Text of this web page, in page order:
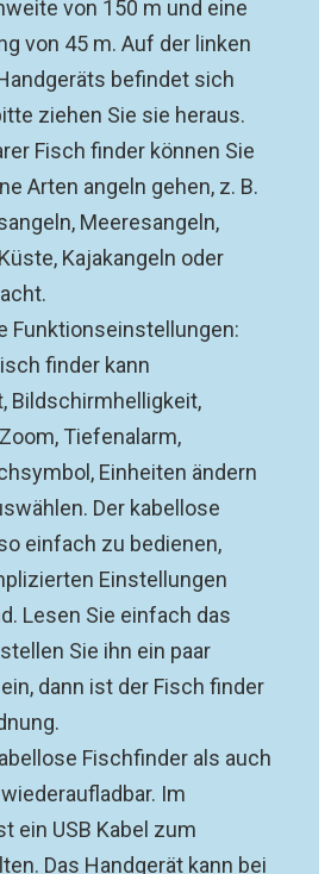
von 150 m und eine
von 45 m. Auf der linken
befindet sich
ziehen Sie sie heraus.
Fisch finder können Sie
Arten angeln gehen, z. B.
Meeresangeln,
Kajakangeln oder
Funktionseinstellungen:
finder kann
Bildschirmhelligkeit,
Tiefenalarm,
Einheiten ändern
Der kabellose
einfach zu bedienen,
Einstellungen
Lesen Sie einfach das
Sie ihn ein paar
dann ist der Fisch finder
Fischfinder als auch
Im
ein USB Kabel zum
Das Handgerät kann bei